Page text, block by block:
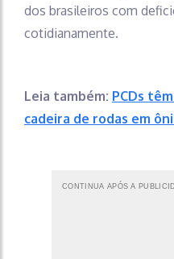
dos brasileiros com
cotidianamente.
Leia também: PCDs
cadeira de rodas em
CONTINUA APÓS A